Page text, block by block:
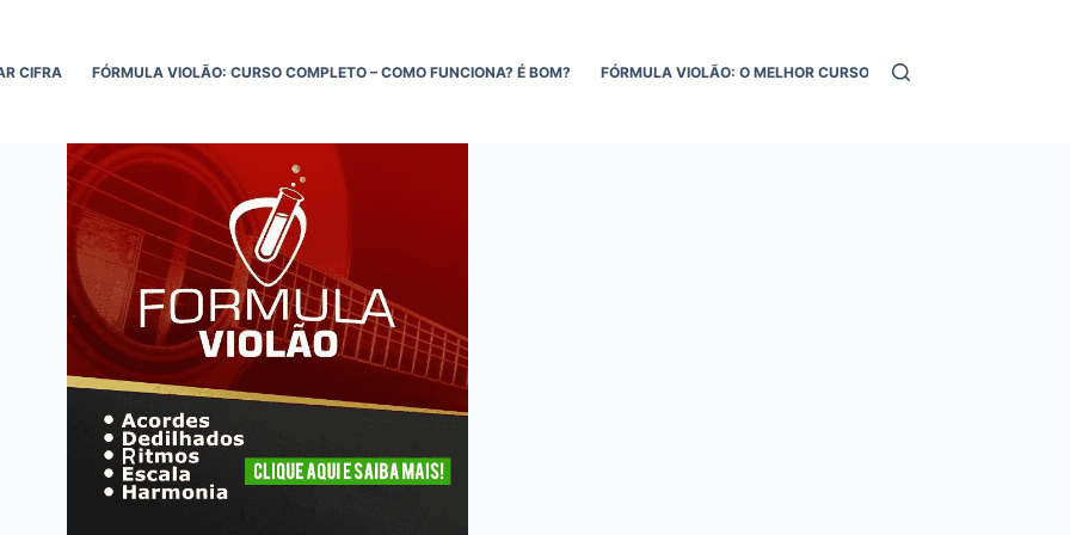
CIFRA FÓRMULA VIOLÃO: CURSO COMPLETO – COMO FUNCIONA? É BOM? FÓRMULA VIOLÃO: O MELHOR CURSO DE VIOLÃO ONLINE!